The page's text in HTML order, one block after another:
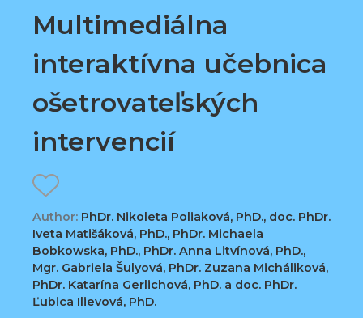
Multimediálna
interaktívna učebnica
ošetrovateľských
intervencií
Author: PhDr. Nikoleta Poliaková, PhD., doc. PhDr.
Iveta Matišáková, PhD., PhDr. Michaela
Bobkowska, PhD., PhDr. Anna Litvínová, PhD.,
Mgr. Gabriela Šulyová, PhDr. Zuzana Micháliková,
PhDr. Katarína Gerlichová, PhD. a doc. PhDr.
Ľubica Ilievová, PhD.